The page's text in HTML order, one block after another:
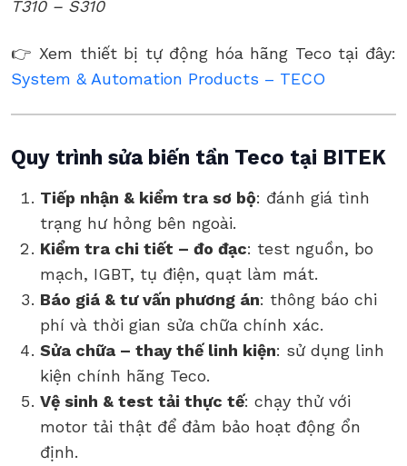
T310 – S310
👉 Xem thiết bị tự động hóa hãng Teco tại đây:
System & Automation Products – TECO
Quy trình sửa biến tần Teco tại BITEK
Tiếp nhận & kiểm tra sơ bộ: đánh giá tình
trạng hư hỏng bên ngoài.
Kiểm tra chi tiết – đo đạc: test nguồn, bo
mạch, IGBT, tụ điện, quạt làm mát.
Báo giá & tư vấn phương án: thông báo chi
phí và thời gian sửa chữa chính xác.
Sửa chữa – thay thế linh kiện: sử dụng linh
kiện chính hãng Teco.
Vệ sinh & test tải thực tế: chạy thử với
motor tải thật để đảm bảo hoạt động ổn
định.